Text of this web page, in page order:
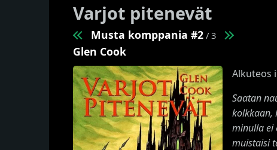
Varjot pitenevät
Musta komppania #2 / 3
Glen Cook
Alkuteos
Saatan
kolkkaan,
minulla ei
muistaisi